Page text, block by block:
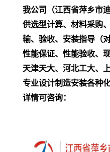
我公司（江西省萍乡市
供选型计算、材料采购
输、验收、安装指导（
性能保证、性能验收、
天津天大、河北工大、
专业设计制造安装各种化
详情可咨询：